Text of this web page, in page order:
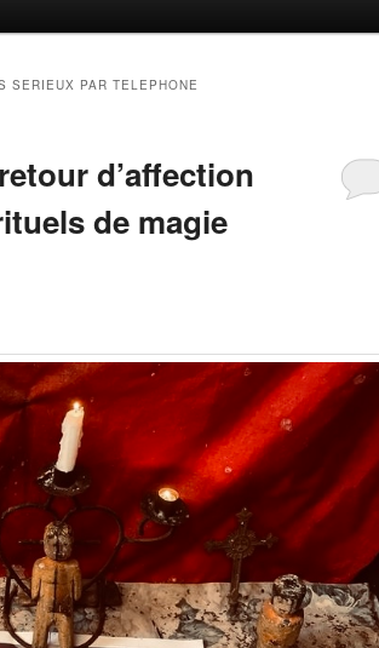
SERIEUX PAR TELEPHONE
d’affection
de magie